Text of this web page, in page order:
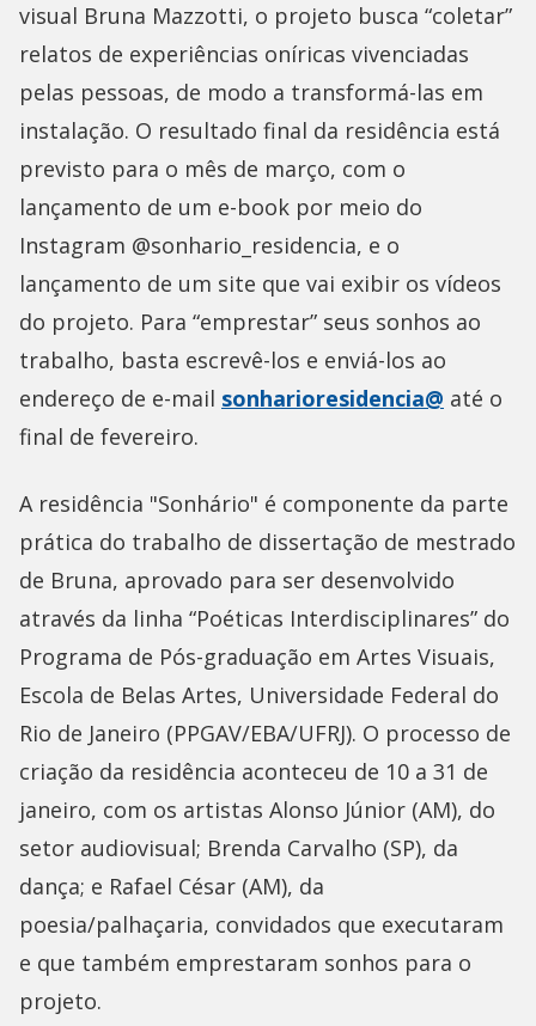
visual Bruna Mazzotti, o projeto busca “coletar”
relatos de experiências oníricas vivenciadas
pelas pessoas, de modo a transformá-las em
instalação. O resultado final da residência está
previsto para o mês de março, com o
lançamento de um e-book por meio do
Instagram @sonhario_residencia, e o
lançamento de um site que vai exibir os vídeos
do projeto. Para “emprestar” seus sonhos ao
trabalho, basta escrevê-los e enviá-los ao
endereço de e-mail sonharioresidencia@ até o
final de fevereiro.
A residência "Sonhário" é componente da parte
prática do trabalho de dissertação de mestrado
de Bruna, aprovado para ser desenvolvido
através da linha “Poéticas Interdisciplinares” do
Programa de Pós-graduação em Artes Visuais,
Escola de Belas Artes, Universidade Federal do
Rio de Janeiro (PPGAV/EBA/UFRJ). O processo de
criação da residência aconteceu de 10 a 31 de
janeiro, com os artistas Alonso Júnior (AM), do
setor audiovisual; Brenda Carvalho (SP), da
dança; e Rafael César (AM), da
poesia/palhaçaria, convidados que executaram
e que também emprestaram sonhos para o
projeto.